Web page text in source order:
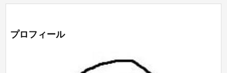
プロフィール